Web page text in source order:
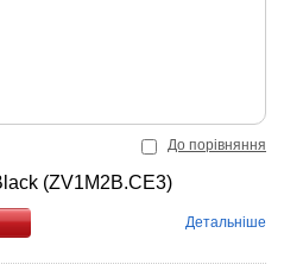
До порівняння
(ZV1M2B.CE3)
Детальніше